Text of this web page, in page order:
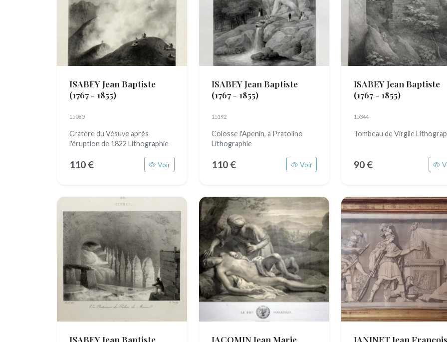
ISABEY Jean Baptiste
(1767 - 1855)
15080
Cratère du Vésuve après
l'éruption de 1822 Lithographie
110 € Voir
ISABEY Jean Baptiste
(1767 - 1855)
15192
Colosse l'Apenin, à Pratolino
Lithographie
110 € Voir
ISABEY Jean Baptiste
(1767 - 1855)
15344
Tombeau de Virgile
90 €
ISABEY Jean Baptiste JACOMIN Jean Marie JANINET Jean François